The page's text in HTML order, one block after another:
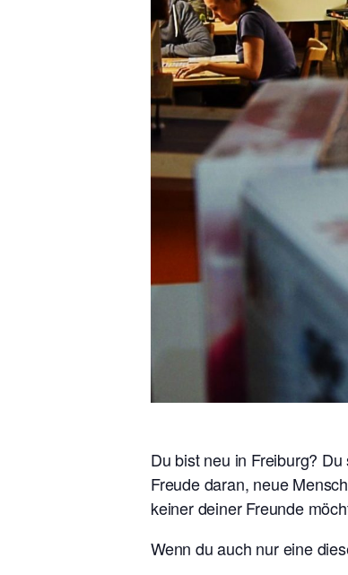
Du bist neu in Freiburg?
Freude daran, neue
keiner deiner Freunde
Wenn du auch nur eine